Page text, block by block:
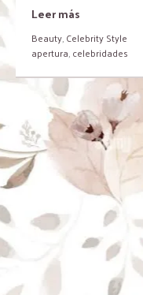
Leer más
Beauty,Celebrity Style
apertura,celebridades